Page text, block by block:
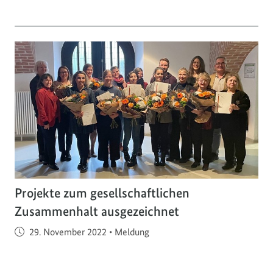
Projekte zum gesellschaftlichen
Zusammenhalt ausgezeichnet
Veröffentlicht am
29. November 2022 • Meldung